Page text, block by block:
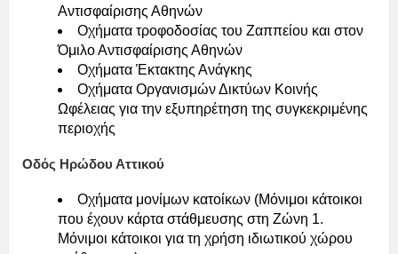
Αντισφαίρισης Αθηνών
Οχήματα τροφοδοσίας του Ζαππείου και στον
Όμιλο Αντισφαίρισης Αθηνών
Οχήματα Έκτακτης Ανάγκης
Οχήματα Οργανισμών Δικτύων Κοινής
Ωφέλειας για την εξυπηρέτηση της συγκεκριμένης
περιοχής
Οδός Ηρώδου Αττικού
Οχήματα μονίμων κατοίκων (Μόνιμοι κάτοικοι
που έχουν κάρτα στάθμευσης στη Ζώνη 1.
Μόνιμοι κάτοικοι για τη χρήση ιδιωτικού χώρου